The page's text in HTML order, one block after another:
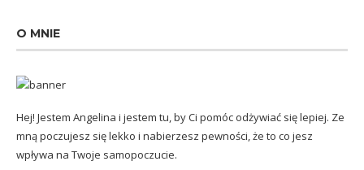
O MNIE
Hej! Jestem Angelina i jestem tu, by Ci pomóc odżywiać się lepiej. Ze
mną poczujesz się lekko i nabierzesz pewności, że to co jesz
wpływa na Twoje samopoczucie.